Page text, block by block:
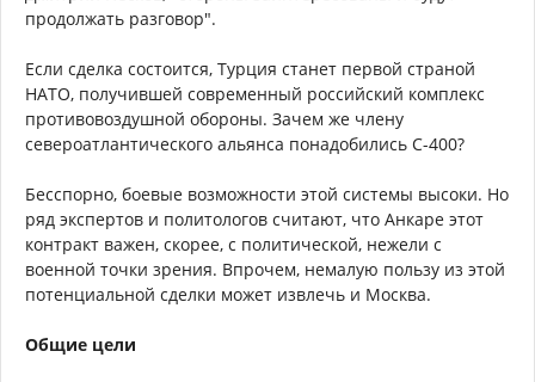
продолжать разговор".
Если сделка состоится, Турция станет первой страной
НАТО, получившей современный российский комплекс
противовоздушной обороны. Зачем же члену
североатлантического альянса понадобились С-400?
Бесспорно, боевые возможности этой системы высоки. Но
ряд экспертов и политологов считают, что Анкаре этот
контракт важен, скорее, с политической, нежели с
военной точки зрения. Впрочем, немалую пользу из этой
потенциальной сделки может извлечь и Москва.
Общие цели